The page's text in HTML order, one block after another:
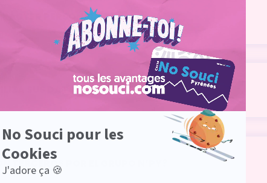
PERSONAL?
SUS DATOS PERSONALES?
POR EL GRUPO N’PY?